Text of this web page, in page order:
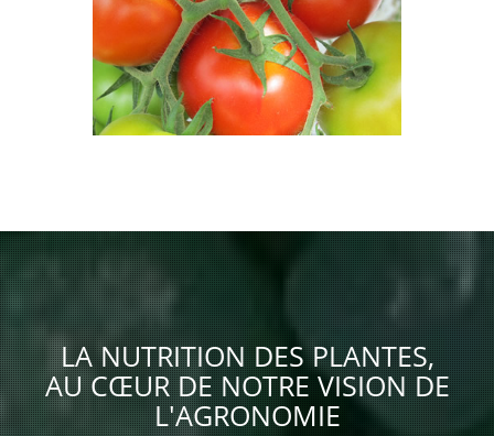
LA NUTRITION DES PLANTES,
AU CŒUR DE NOTRE VISION DE
L'AGRONOMIE